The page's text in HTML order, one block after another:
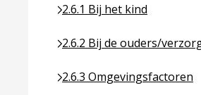
2.6.1 Bij het kind
Ga naar pagina over 2.6.1
2.6.2 Bij de ouders/
Ga naar pagina over 2.6.2
2.6.3 Omgevingsfactoren
Ga naar pagina over 2.6.3